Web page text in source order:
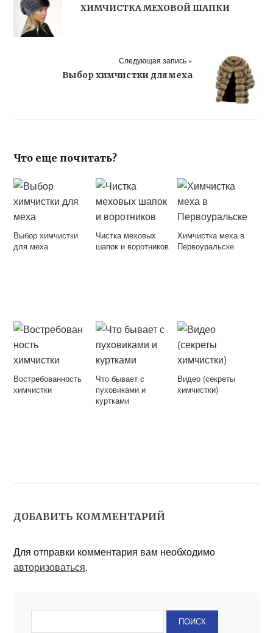
ХИМЧИСТКА МЕХОВОЙ ШАПКИ
Следующая запись »
Выбор химчистки для меха
Что еще почитать?
Выбор химчистки
для меха
Чистка меховых
шапок и воротников
Химчистка меха в
Первоуральске
Востребованность
химчистки
Что бывает с
пуховиками и
куртками
Видео (секреты
химчистки)
ДОБАВИТЬ КОММЕНТАРИЙ
Для отправки комментария вам необходимо
авторизоваться.